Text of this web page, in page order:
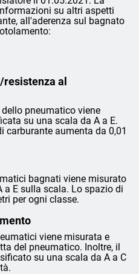
su altri aspetti
all'aderenza sul bagnato
al
pneumatico viene
su una scala da A a E.
carburante aumenta da 0,01
bagnati viene misurato
E sulla scala. Lo spazio di
per ogni classe.
viene misurata e
del pneumatico. Inoltre, il
su una scala da A a C